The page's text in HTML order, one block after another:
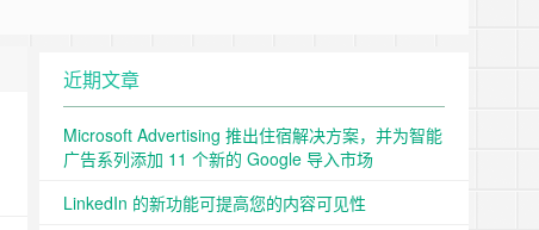
近期文章
Microsoft Advertising 推出住宿解决方案，并为智能
广告系列添加 11 个新的 Google 导入市场
LinkedIn 的新功能可提高您的内容可见性